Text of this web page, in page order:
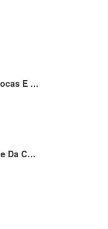
E …
Da C…